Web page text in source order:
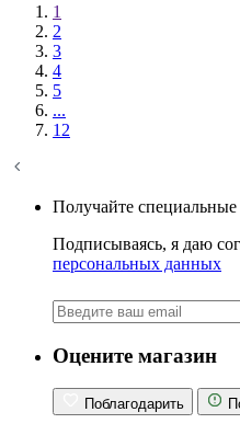
1
2
3
4
5
...
12
Получайте специальные
Подписываясь, я даю
персональных данных
Оцените магазин
Поблагодарить